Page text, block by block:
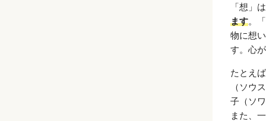
「想」
ます。
物に想
す。心
たとえ
（ソウ
子（ソ
また、